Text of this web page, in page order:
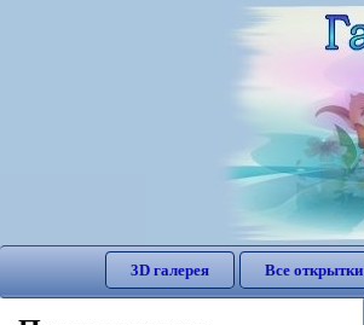
3D галерея Все открытки